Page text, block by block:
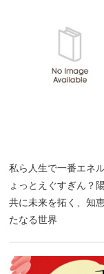
私ら人生で一番エネ
ょっとえぐすぎん？
共に未来を拓く、知
たなる世界